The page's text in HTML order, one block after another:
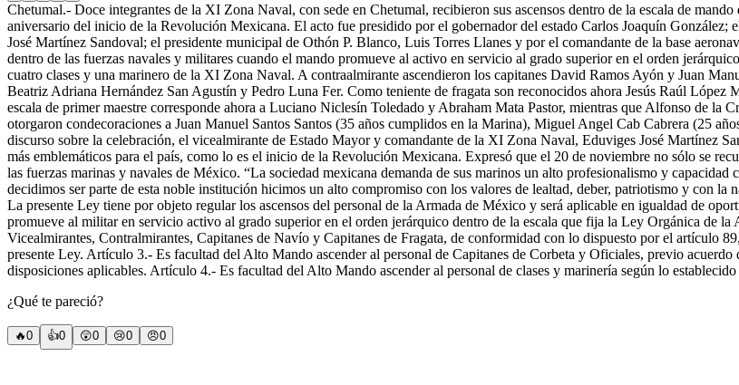
Chetumal.- Doce integrantes de la XI Zona Naval, con sede en Chetumal, recibieron sus ascensos dentro de la escala de
aniversario del inicio de la Revolución Mexicana. El acto fue presidido por el gobernador del estado Carlos Joaquín
José Martínez Sandoval; el presidente municipal de Othón P. Blanco, Luis Torres Llanes y por el comandante de la base
dentro de las fuerzas navales y militares cuando el mando promueve al activo en servicio al grado superior en el orden
cuatro clases y una marinero de la XI Zona Naval. A contraalmirante ascendieron los capitanes David Ramos Ayón y Juan
Beatriz Adriana Hernández San Agustín y Pedro Luna Fer. Como teniente de fragata son reconocidos ahora Jesús Raúl
escala de primer maestre corresponde ahora a Luciano Niclesín Toledado y Abraham Mata Pastor, mientras que Alfonso de la
otorgaron condecoraciones a Juan Manuel Santos Santos (35 años cumplidos en la Marina), Miguel Angel Cab Cabrera
discurso sobre la celebración, el vicealmirante de Estado Mayor y comandante de la XI Zona Naval, Eduviges José Martínez
más emblemáticos para el país, como lo es el inicio de la Revolución Mexicana. Expresó que el 20 de noviembre no sólo se
las fuerzas marinas y navales de México. “La sociedad mexicana demanda de sus marinos un alto profesionalismo y capacidad
decidimos ser parte de esta noble institución hicimos un alto compromiso con los valores de lealtad, deber, patriotismo y con
La presente Ley tiene por objeto regular los ascensos del personal de la Armada de México y será aplicable en igualdad de
promueve al militar en servicio activo al grado superior en el orden jerárquico dentro de la escala que fija la Ley Orgánica de
Vicealmirantes, Contralmirantes, Capitanes de Navío y Capitanes de Fragata, de conformidad con lo dispuesto por el artículo
presente Ley. Artículo 3.- Es facultad del Alto Mando ascender al personal de Capitanes de Corbeta y Oficiales, previo
disposiciones aplicables. Artículo 4.- Es facultad del Alto Mando ascender al personal de clases y marinería según lo
¿Qué te pareció?
🔥0 👍0 😲0 😢0 😠0